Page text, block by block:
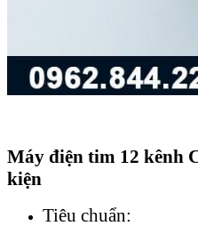
Máy điện tim 12 kênh
kiện
Tiêu chuẩn: